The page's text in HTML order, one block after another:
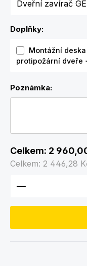
Doplňky:
Montážní
protipožární dveře
Poznámka:
Celkem: 2
Celkem: 2 446,28
Množství